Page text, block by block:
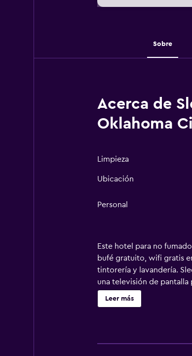
Sobre
Acerca de
Oklahoma
Limpieza
Ubicación
Personal
Este hotel para no
bufé gratuito, wifi gratis
tintorería y lavandería.
una televisión de
están equipados con
servicios para las
Leer más